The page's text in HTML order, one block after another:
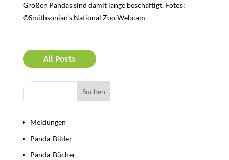
Großen Pandas sind damit lange beschäftigt. Fotos:
©Smithsonian’s National Zoo Webcam
All Posts
Meldungen
Panda-Bilder
Panda-Bücher